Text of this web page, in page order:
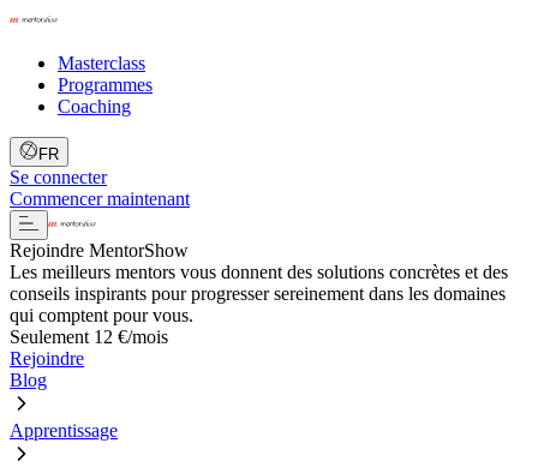
Masterclass
Programmes
Coaching
FR
Se connecter
Commencer maintenant
Rejoindre MentorShow
Les meilleurs mentors vous donnent des solutions concrètes et des
conseils inspirants pour progresser sereinement dans les domaines
qui comptent pour vous.
Seulement 12 €/mois
Rejoindre
Blog
Apprentissage